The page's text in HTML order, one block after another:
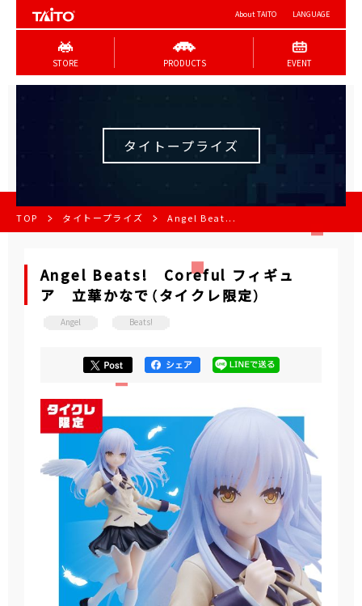
About TAITO LANGUAGE
STORE PRODUCTS EVENT
タイトープライズ
TOP タイトープライズ Angel Beat...
Angel Beats! Coreful フィギュ
ア 立華かなで（タイクレ限定）
Angel Beats!